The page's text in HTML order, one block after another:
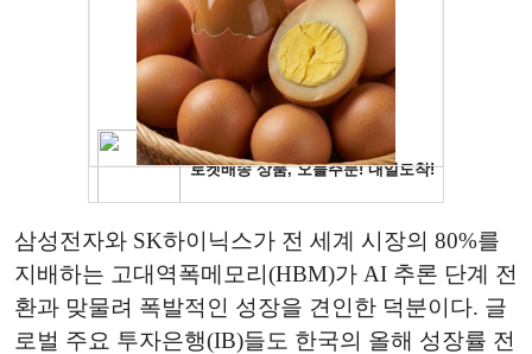
삼성전자와 SK하이닉스가 전 세계 시장의 80%를
지배하는 고대역폭메모리(HBM)가 AI 추론 단계 전
환과 맞물려 폭발적인 성장을 견인한 덕분이다. 글
로벌 주요 투자은행(IB)들도 한국의 올해 성장률 전